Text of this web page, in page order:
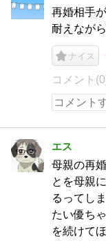
再婚相手
耐えなが
ナイス
コメント
エス
母親の再
とを母親
るってし
たい優ち
を続けて